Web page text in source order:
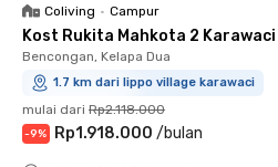
Coliving • Campur
Kost Rukita Mahkota 2 Karawaci
Bencongan, Kelapa Dua
1.7 km dari lippo village karawaci
mulai dari Rp2.118.000
-9% Rp1.918.000 /bulan